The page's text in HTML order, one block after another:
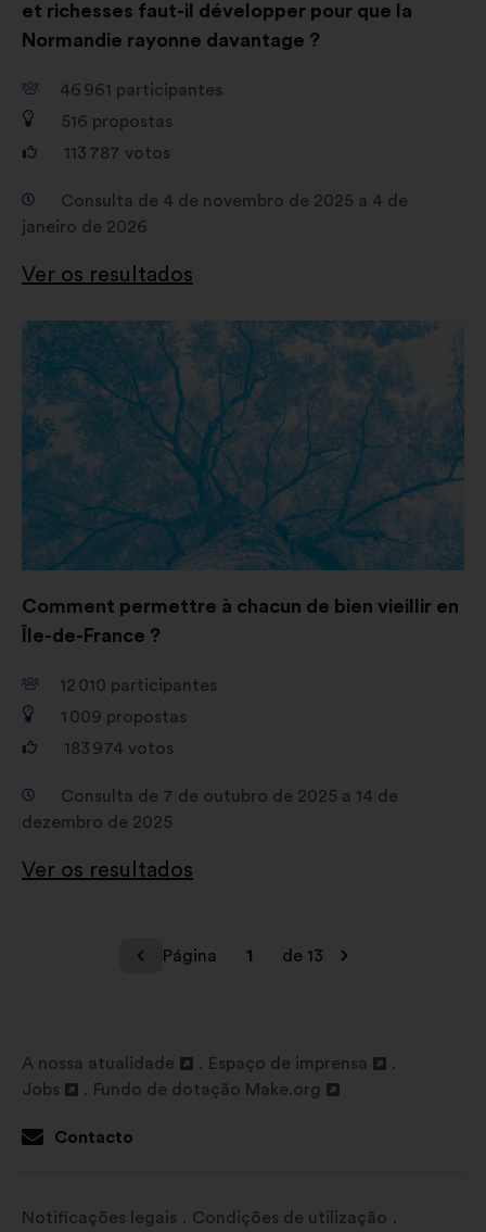
et richesses faut-il développer pour que la
Normandie rayonne davantage ?
46 961 participantes
516 propostas
113 787 votos
Consulta de 4 de novembro de 2025 a 4 de
janeiro de 2026
Ver os resultados
Comment permettre à chacun de bien vieillir en
Île-de-France ?
12 010 participantes
1 009 propostas
183 974 votos
Consulta de 7 de outubro de 2025 a 14 de
dezembro de 2025
Ver os resultados
Página 1 de 13
A nossa atualidade
novo
Espaço de imprensa
Abertura
num
Jobs
Abertura
num
Fundo de dotação Make.org
num
Contacto
Notificações legais Condições de utilização